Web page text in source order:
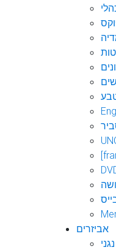
אביזרים